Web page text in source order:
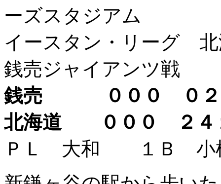
ーズスタジアム
イースタン・リーグ 北
銭売ジャイアンツ戦
銭売 ０００ ０
北海道 ０００
ＰＬ 大和 １Ｂ